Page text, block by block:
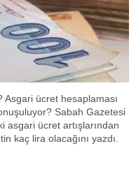
ücret hesaplaması
Sabah Gazetesi
asgari ücret artışlarından
kaç lira olacağını yazdı.